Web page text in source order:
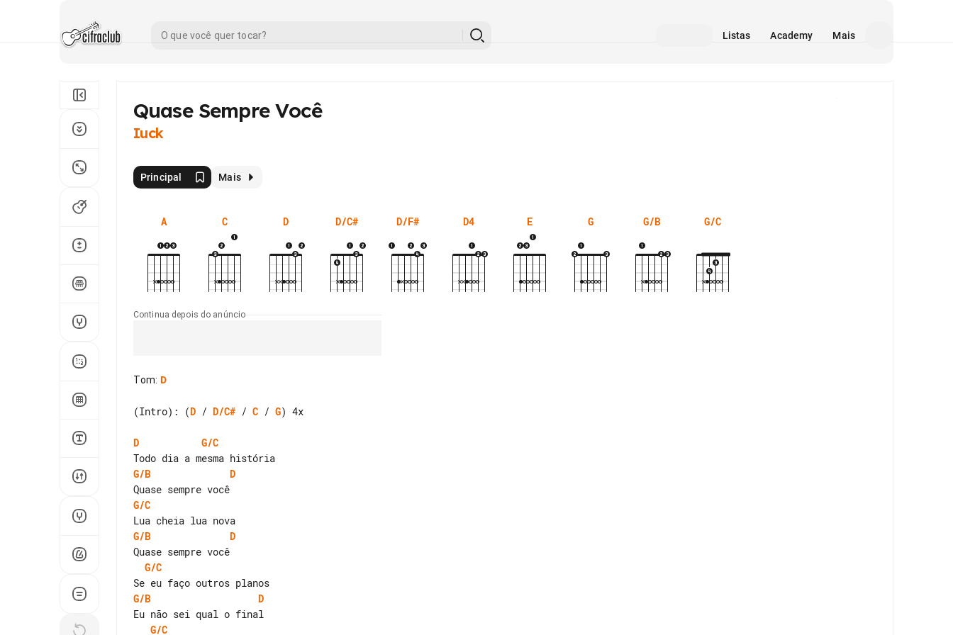
Listas Academy Mais
Quase Sempre Você
Iuck
Principal Mais
A C D D/C# D/F# D4 E G G/B G/C
Continua depois do anúncio
Tom: D
(Intro): (D / D/C# / C / G) 4x
D
G/C
G/B
D
G/C
G/B
D
G/C
G/B
D
G/C